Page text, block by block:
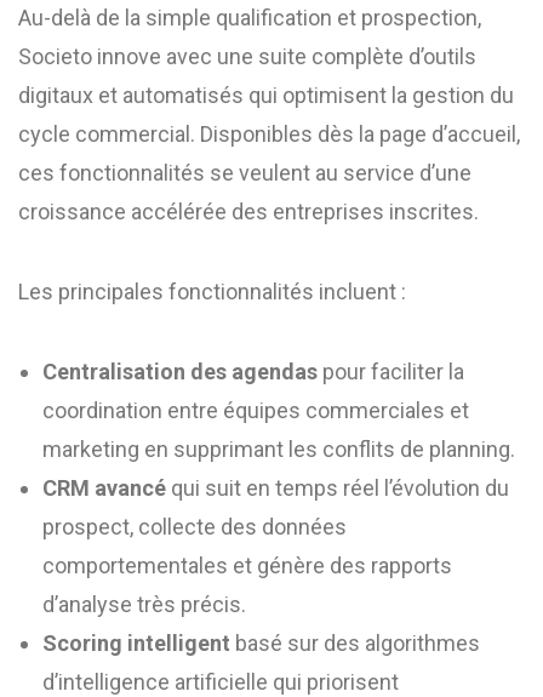
Au-delà de la simple qualification et prospection,
Societo innove avec une suite complète d’outils
digitaux et automatisés qui optimisent la gestion du
cycle commercial. Disponibles dès la page d’accueil,
ces fonctionnalités se veulent au service d’une
croissance accélérée des entreprises inscrites.
Les principales fonctionnalités incluent :
Centralisation des agendas pour faciliter la
coordination entre équipes commerciales et
marketing en supprimant les conflits de planning.
CRM avancé qui suit en temps réel l’évolution du
prospect, collecte des données
comportementales et génère des rapports
d’analyse très précis.
Scoring intelligent basé sur des algorithmes
d’intelligence artificielle qui priorisent